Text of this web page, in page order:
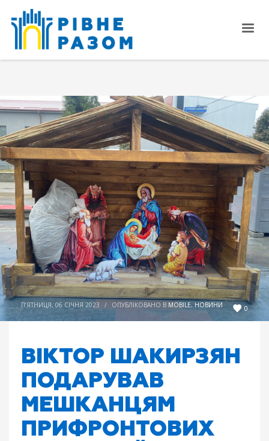
0
П’ЯТНИЦЯ, 06 СІЧНЯ 2023 / ОПУБЛІКОВАНО В MOBILE, НОВИНИ
ВІКТОР ШАКИРЗЯН
ПОДАРУВАВ
МЕШКАНЦЯМ
ПРИФРОНТОВИХ